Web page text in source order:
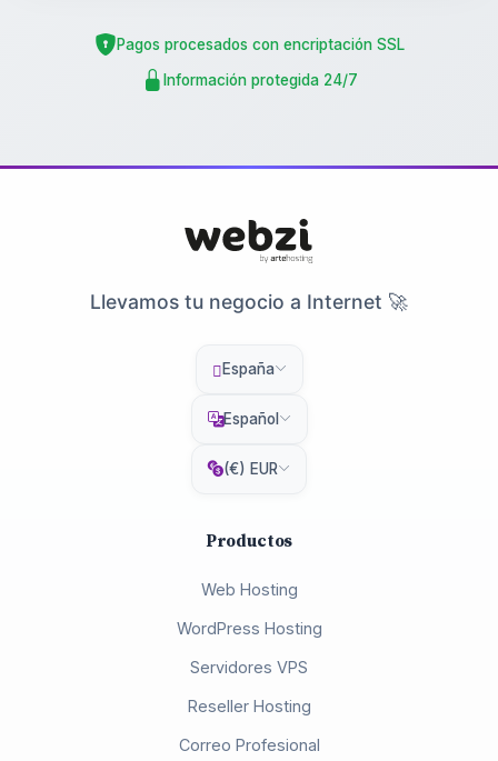
Pagos procesados con encriptación SSL
Información protegida 24/7
Llevamos tu negocio a Internet 🚀
España
Español
(€) EUR
Productos
Web Hosting
WordPress Hosting
Servidores VPS
Reseller Hosting
Correo Profesional